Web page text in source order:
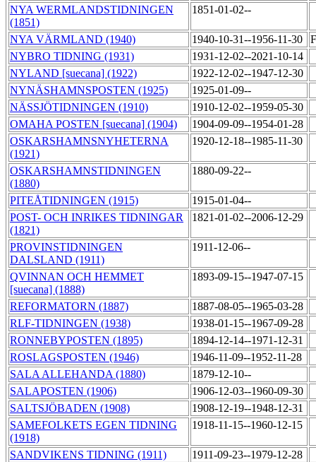
NYA WERMLANDSTIDNINGEN
(1851)
1851-01-02--
NYA VÄRMLAND (1940) 1940-10-31--1956-11-30
NYBRO TIDNING (1931)
1931-12-02--2021-10-14
NYLAND [suecana] (1922)
1922-12-02--1947-12-30
NYNÄSHAMNSPOSTEN (1925)
1925-01-09--
NÄSSJÖTIDNINGEN (1910)
1910-12-02--1959-05-30
OMAHA POSTEN [suecana] (1904)
1904-09-09--1954-01-28
OSKARSHAMNSNYHETERNA
(1921)
1920-12-18--1985-11-30
OSKARSHAMNSTIDNINGEN
(1880)
1880-09-22--
PITEÅTIDNINGEN (1915)
1915-01-04--
POST- OCH INRIKES TIDNINGAR
(1821)
1821-01-02--2006-12-29
PROVINSTIDNINGEN
DALSLAND (1911)
1911-12-06--
QVINNAN OCH HEMMET
[suecana] (1888)
1893-09-15--1947-07-15
REFORMATORN (1887)
1887-08-05--1965-03-28
RLF-TIDNINGEN (1938)
1938-01-15--1967-09-28
RONNEBYPOSTEN (1895)
1894-12-14--1971-12-31
ROSLAGSPOSTEN (1946)
1946-11-09--1952-11-28
SALA ALLEHANDA (1880)
1879-12-10--
SALAPOSTEN (1906)
1906-12-03--1960-09-30
SALTSJÖBADEN (1908)
1908-12-19--1948-12-31
SAMEFOLKETS EGEN TIDNING
(1918)
1918-11-15--1960-12-15
SANDVIKENS TIDNING (1911)
1911-09-23--1979-12-28